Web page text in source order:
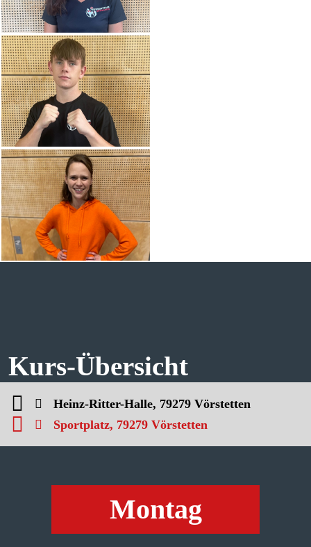
Kurs-Übersicht
Heinz-Ritter-Halle, 79279 Vörstetten
Sportplatz, 79279 Vörstetten
Montag